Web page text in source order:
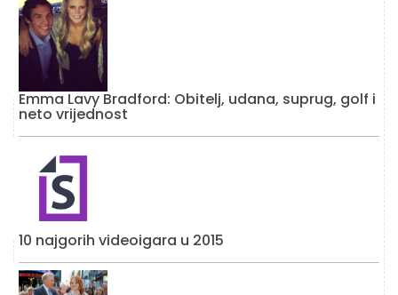
Emma Lavy Bradford: Obitelj, udana, suprug, golf i
neto vrijednost
10 najgorih videoigara u 2015